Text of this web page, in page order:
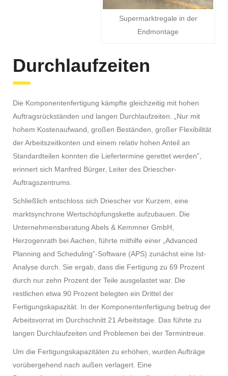
Supermarktregale in der
Endmontage
Durchlaufzeiten
Die Komponentenfertigung kämpfte gleichzeitig mit hohen
Auftragsrückständen und langen Durchlaufzeiten. „Nur mit
hohem Kostenaufwand, großen Beständen, großer Flexibilität
der Arbeitszeitkonten und einem relativ hohen Anteil an
Standardteilen konnten die Liefertermine gerettet werden”,
erinnert sich Manfred Bürger, Leiter des Driescher-
Auftragszentrums.
Schließlich entschloss sich Driescher vor Kurzem, eine
marktsynchrone Wertschöpfungskette aufzubauen. Die
Unternehmensberatung Abels & Kemmner GmbH,
Herzogenrath bei Aachen, führte mithilfe einer „Advanced
Planning and Scheduling”-Software (APS) zunächst eine Ist-
Analyse durch. Sie ergab, dass die Fertigung zu 69 Prozent
durch nur zehn Prozent der Teile ausgelastet war. Die
restlichen etwa 90 Prozent belegten ein Drittel der
Fertigungskapazität. In der Komponentenfertigung betrug der
Arbeitsvorrat im Durchschnitt 21 Arbeitstage. Das führte zu
langen Durchlaufzeiten und Problemen bei der Termintreue.
Um die Fertigungskapazitäten zu erhöhen, wurden Aufträge
vorübergehend nach außen verlagert. Eine